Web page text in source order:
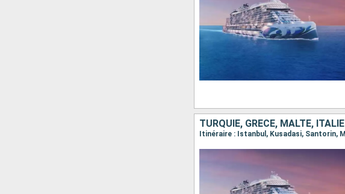
TURQUIE, GRÈCE, MALTE, ITALIE